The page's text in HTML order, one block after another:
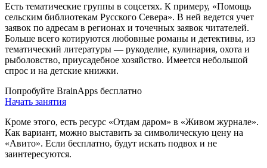
Есть тематические группы в соцсетях. К примеру, «Помощь
сельским библиотекам Русского Севера». В ней ведется учет
заявок по адресам в регионах и точечных заявок читателей.
Больше всего котируются любовные романы и детективы, из
тематический литературы — рукоделие, кулинария, охота и
рыболовство, приусадебное хозяйство. Имеется небольшой
спрос и на детские книжки.
Попробуйте BrainApps бесплатно
Начать занятия
Кроме этого, есть ресурс «Отдам даром» в «Живом журнале».
Как вариант, можно выставить за символическую цену на
«Авито». Если бесплатно, будут искать подвох и не
заинтересуются.